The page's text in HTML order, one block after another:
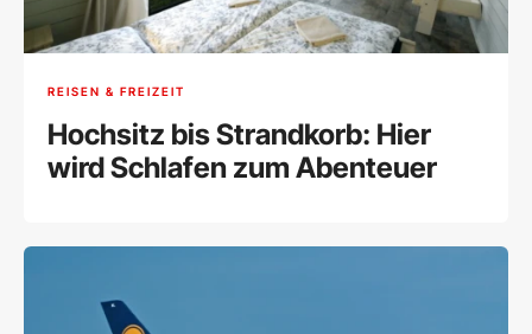
REISEN & FREIZEIT
Hochsitz bis Strandkorb: Hier
wird Schlafen zum Abenteuer